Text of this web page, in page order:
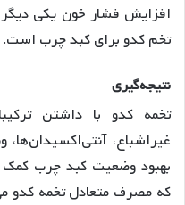
افزایش فشار خون یکی
تخم کدو برای کبد چرب است.
نتیجهگیری
تخمه کدو با داشتن
غیراشباع، آنتی‌اکسیدان‌ها،
بهبود وضعیت کبد چرب
که مصرف متعادل تخمه کدو